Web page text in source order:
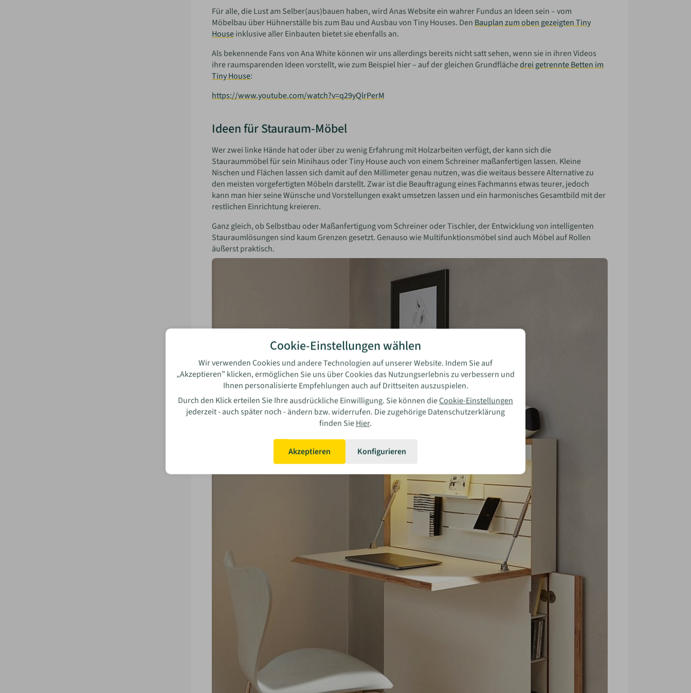
Für alle, die Lust am Selber(aus)bauen haben, wird Anas Website ein wahrer Fundus an Ideen sein – vom
Möbelbau über Hühnerställe bis zum Bau und Ausbau von Tiny Houses. Den Bauplan zum oben gezeigten Tiny
Houseinklusive aller Einbauten bietet sie ebenfalls an.
Als bekennende Fans von Ana White können wir uns allerdings bereits nicht satt sehen, wenn sie in ihren Videos
ihre raumsparenden Ideen vorstellt, wie zum Beispiel hier – auf der gleichen Grundflächedrei getrennte Betten im
Tiny House:
https://www.youtube.com/watch?v=q29yQlrPerM
Ideen für Stauraum-Möbel
Wer zwei linke Hände hat oder über zu wenig Erfahrung mit Holzarbeiten verfügt, der kann sich die
Stauraummöbel für sein Minihaus oder Tiny House auch von einem Schreiner maßanfertigen lassen. Kleine
Nischen und Flächen lassen sich damit auf den Millimeter genau nutzen, was die weitaus bessere Alternative zu
den meisten vorgefertigten Möbeln darstellt. Zwar ist die Beauftragung eines Fachmanns etwas teurer, jedoch
kann man hier seine Wünsche und Vorstellungen exakt umsetzen lassen und ein harmonisches Gesamtbild mit der
restlichen Einrichtung kreieren.
Ganz gleich, ob Selbstbau oder Maßanfertigung vom Schreiner oder Tischler, der Entwicklung von intelligenten
Stauraumlösungen sind kaum Grenzen gesetzt. Genauso wie Multifunktionsmöbel sind auch Möbel auf Rollen
äußerst praktisch.
Cookie-Einstellungen wählen
Wir verwenden Cookies und andere Technologien auf unserer Website. Indem Sie auf
„Akzeptieren” klicken, ermöglichen Sie uns über Cookies das Nutzungserlebnis zu verbessern und
Ihnen personalisierte Empfehlungen auch auf Drittseiten auszuspielen.
Durch den Klick erteilen Sie Ihre ausdrückliche Einwilligung. Sie können dieCookie-Einstellungen
jederzeit - auch später noch - ändern bzw. widerrufen. Die zugehörige Datenschutzerklärung
finden SieHier.
Akzeptieren Konfigurieren